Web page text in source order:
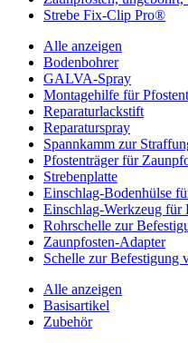
Strebe Fix-Clip Pro®
Alle anzeigen
Bodenbohrer
GALVA-Spray
Montagehilfe für
Reparaturlackstift
Reparaturspray
Spannkamm zur
Pfostenträger für
Strebenplatte
Einschlag-Bodenhülse
Einschlag-Werkzeug für
Rohrschelle zur
Zaunpfosten-Adapter
Schelle zur Befestigung
Alle anzeigen
Basisartikel
Zubehör